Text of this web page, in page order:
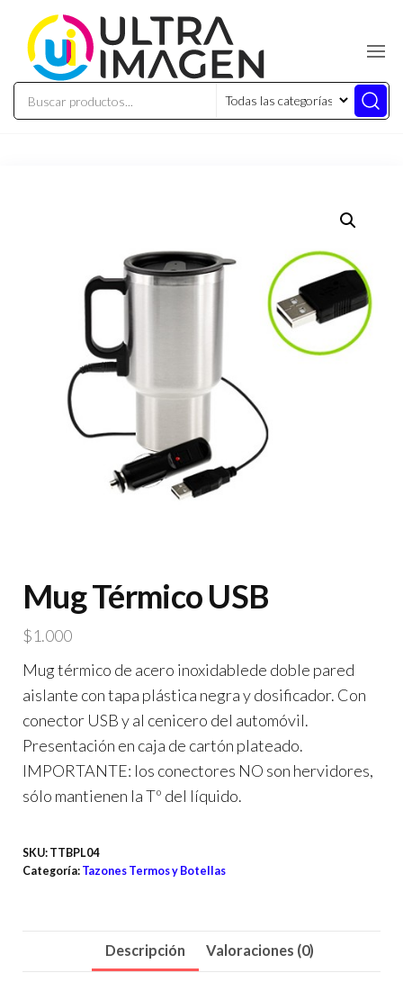
Mug Térmico USB
$1.000
Mug térmico de acero inoxidablede doble pared
aislante con tapa plástica negra y dosificador. Con
conector USB y al cenicero del automóvil.
Presentación en caja de cartón plateado.
IMPORTANTE: los conectores NO son hervidores,
sólo mantienen la Tº del líquido.
SKU: TTBPL04
Categoría: Tazones Termos y Botellas
Descripción Valoraciones (0)